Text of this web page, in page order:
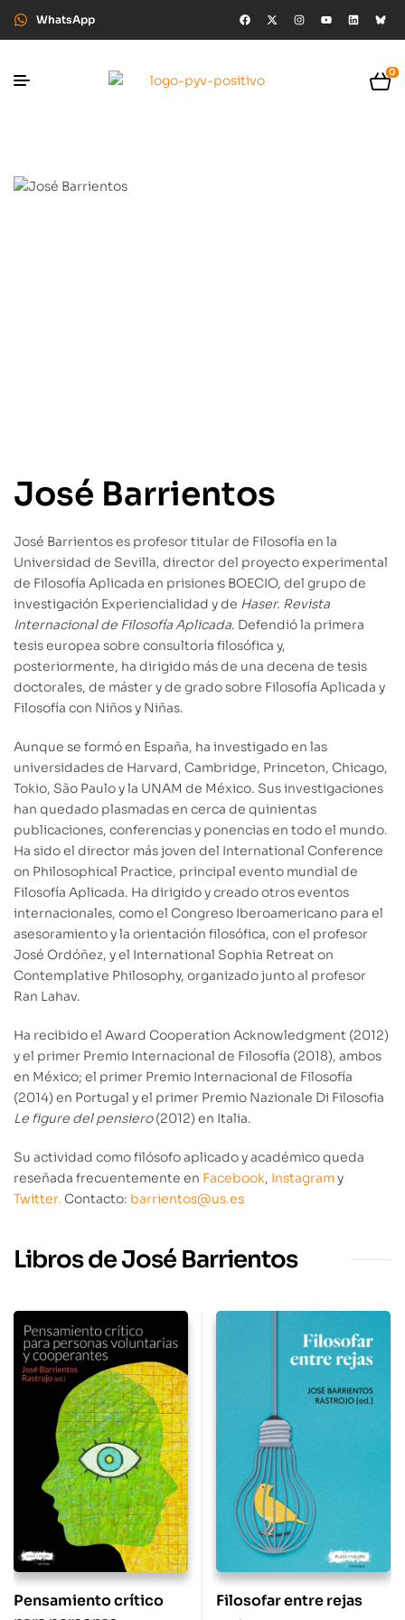
WhatsApp
0
José Barrientos
José Barrientos es profesor titular de Filosofía en la
Universidad de Sevilla, director del proyecto experimental
de Filosofía Aplicada en prisiones BOECIO, del grupo de
investigación Experiencialidad y de Haser. Revista
Internacional de Filosofía Aplicada. Defendió la primera
tesis europea sobre consultoría filosófica y,
posteriormente, ha dirigido más de una decena de tesis
doctorales, de máster y de grado sobre Filosofía Aplicada y
Filosofía con Niños y Niñas.
Aunque se formó en España, ha investigado en las
universidades de Harvard, Cambridge, Princeton, Chicago,
Tokio, São Paulo y la UNAM de México. Sus investigaciones
han quedado plasmadas en cerca de quinientas
publicaciones, conferencias y ponencias en todo el mundo.
Ha sido el director más joven del International Conference
on Philosophical Practice, principal evento mundial de
Filosofía Aplicada. Ha dirigido y creado otros eventos
internacionales, como el Congreso Iberoamericano para el
asesoramiento y la orientación filosófica, con el profesor
José Ordóñez, y el International Sophia Retreat on
Contemplative Philosophy, organizado junto al profesor
Ran Lahav.
Ha recibido el Award Cooperation Acknowledgment (2012)
y el primer Premio Internacional de Filosofía (2018), ambos
en México; el primer Premio Internacional de Filosofía
(2014) en Portugal y el primer Premio Nazionale Di Filosofia
Le figure del pensiero(2012) en Italia.
Su actividad como filósofo aplicado y académico queda
reseñada frecuentemente en Facebook, Instagramy
Twitter. Contacto: barrientos@us.es
Libros de José Barrientos
Pensamiento crítico
Filosofar entre rejas